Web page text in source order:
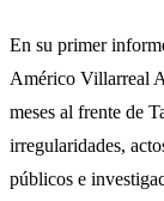
En su primer
Américo Villarreal
meses al frente de
irregularidades,
públicos e